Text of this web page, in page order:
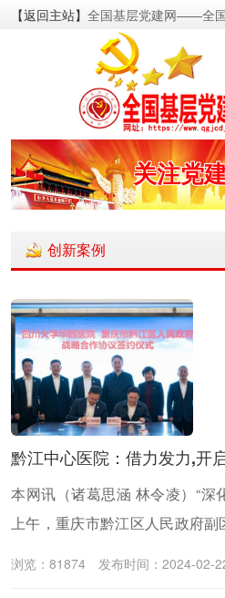
【返回主站】 全国基层党建网——全国性党建工作学
密切党
传递党的
关注党
传播党建
密切党群
传递党
创新案例
黔江中心医院：借力发力,开
本网讯（诸葛思涵 林令凌）“深
上午，重庆市黔江区人民政府副
浏览：81874 发布时间：2024-02-